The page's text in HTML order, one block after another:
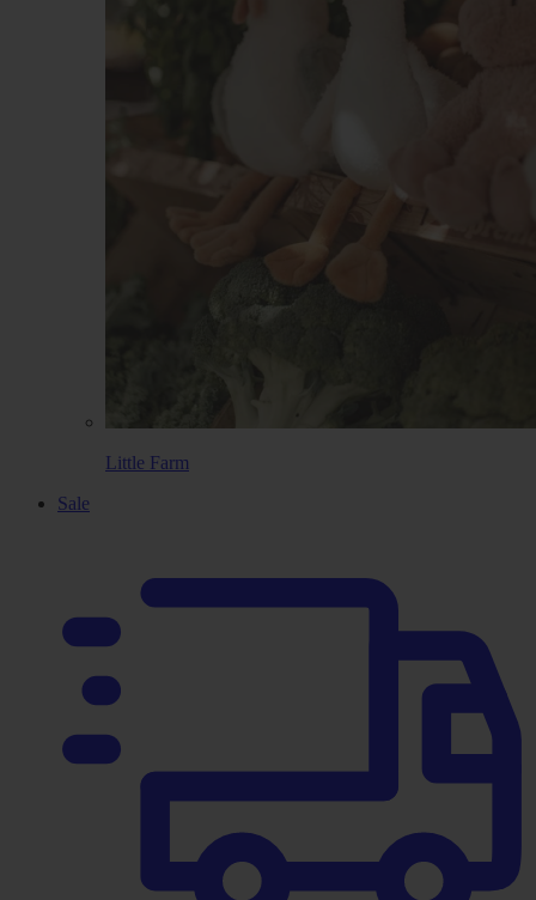
Little Farm
Sale